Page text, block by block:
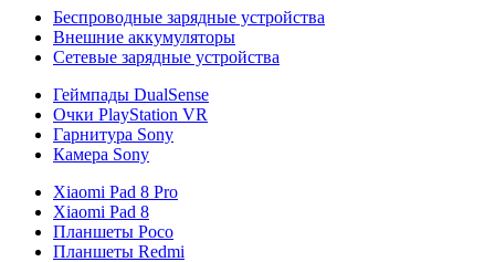
Беспроводные зарядные устройства
Внешние аккумуляторы
Сетевые зарядные устройства
Геймпады DualSense
Очки PlayStation VR
Гарнитура Sony
Камера Sony
Xiaomi Pad 8 Pro
Xiaomi Pad 8
Планшеты Poco
Планшеты Redmi